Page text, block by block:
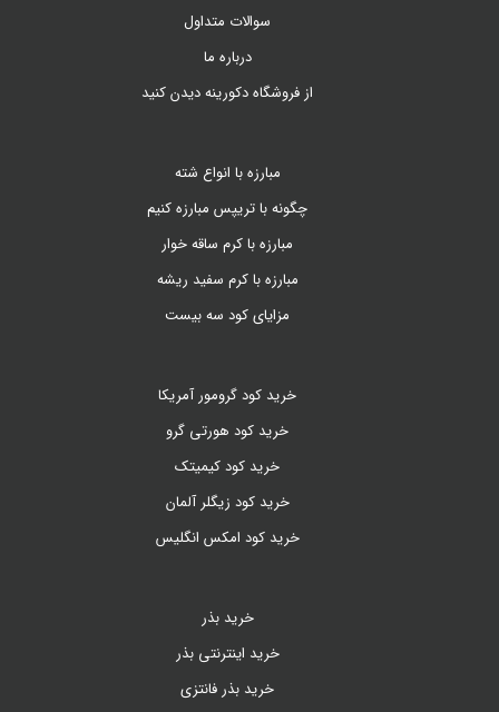
سوالات متداول
درباره ما
از فروشگاه دکورینه دیدن کنید
مبارزه با انواع شته
چگونه با تریپس مبارزه کنیم
مبارزه با کرم ساقه خوار
مبارزه با کرم سفید ریشه
مزایای کود سه بیست
خرید کود گرومور آمریکا
خرید کود هورتی گرو
خرید کود کیمیتک
خرید کود زیگلر آلمان
خرید کود امکس انگلیس
خرید بذر
خرید اینترنتی بذر
خرید بذر فانتزی